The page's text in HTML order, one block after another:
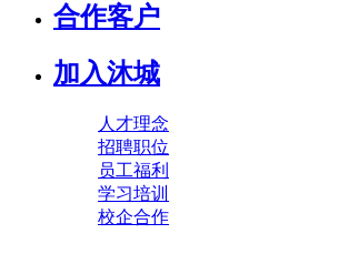
合作客户
加入沐城
人才理念
招聘职位
员工福利
学习培训
校企合作